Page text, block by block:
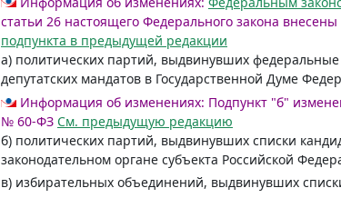
статьи 26 настоящего Федерального закона
подпункта в предыдущей редакции
а) политических партий, выдвинувших
депутатских мандатов в Государственной Думе
Информация об изменениях: Подпункт "б"
№ 60-ФЗ См. предыдущую редакцию
б) политических партий, выдвинувших списки
законодательном органе субъекта Российской
в) избирательных объединений, выдвинувших